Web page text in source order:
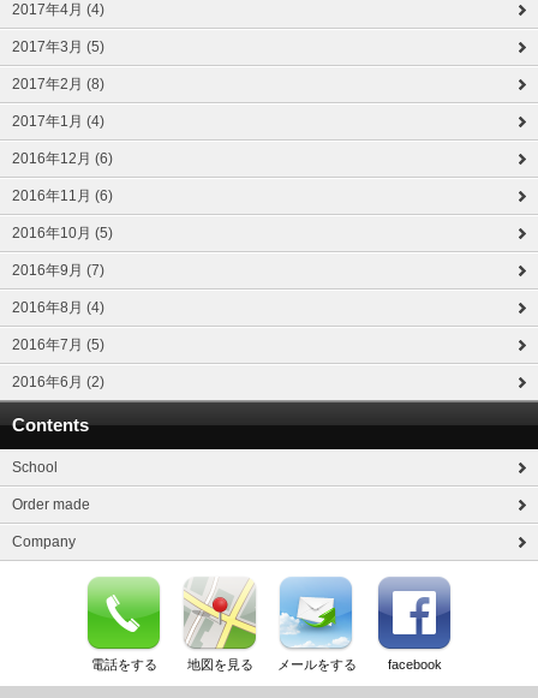
2017年4月 (4)
2017年3月 (5)
2017年2月 (8)
2017年1月 (4)
2016年12月 (6)
2016年11月 (6)
2016年10月 (5)
2016年9月 (7)
2016年8月 (4)
2016年7月 (5)
2016年6月 (2)
Contents
School
Order made
Company
電話をする 地図を見る メールをする facebook